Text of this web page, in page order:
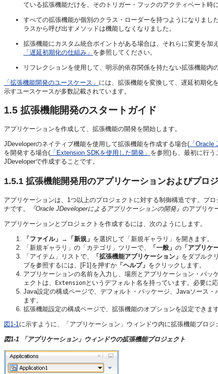
ている拡張機能だけを、そのトリガー・フックのアクティベート時
すべての拡張機能が個別のクラス・ローダーを持つようになりま
ラスから呼び出すメソッドは機能しなくなりました。
拡張機能にカスタム統合ポイントがある場合は、それらに変更を
「遅延初期化の仕組み」 を参照してください。
リフレクションを使用して、明示的依存関係を持たない拡張機能
「拡張機能開発のユースケース」 には、拡張機能を変換して、遅延初期化
示すユースケースが多数記載されています。
1.5 拡張機能開発のスタートガイド
アプリケーションを作成して、拡張機能の開発を開始します。
JDeveloperのネイティブ機能を使用して拡張機能を作成する場合( 「
を開発する場合( 「Extension SDKを使用した開発」 を参照)も、最初に行
JDeveloperで作成することです。
1.5.1 拡張機能開発用のアプリケーションおよびプロ
アプリケーションは、1つ以上のプロジェクトに対する制御構造です。プ
ナです。
『Oracle JDeveloperによるアプリケーションの開発』 のアプリケ
アプリケーションとプロジェクトを作成するには、次のようにします。
「ファイル」→「新規」 を選択して「新規ギャラリ」を開きます。
「新規ギャラリ」の「カテゴリ」ツリーで、
「一般」 の 「アプリケ
「アイテム」リストで、
「拡張機能アプリケーション」 をダブルク
プを参照するには、[F1]を押すか 「ヘルプ」 をクリックします。
アプリケーションの名前を入力し、場所とアプリケーション・パッ
ェクトは、
Extensionというデフォルト名を持っています。必要に
Java設定の構成ページで、デフォルト・パッケージ、Javaソース
ます。
拡張機能設定の構成ページで、拡張機能のオプションを設定できま
図1-1 に示すように、「アプリケーション」ウィンドウ内に拡張機能プロ
図1-1 「アプリケーション」ウィンドウの拡張機能プロジェクト